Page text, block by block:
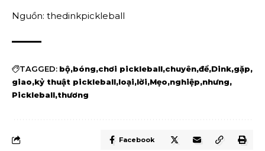
Nguồn: thedinkpickleball
TAGGED: bộ bóng chơi pickleball chuyên để Dink gặp
giao kỷ thuật pickleball loại lời Mẹo nghiệp nhưng
Pickleball thương
Facebook